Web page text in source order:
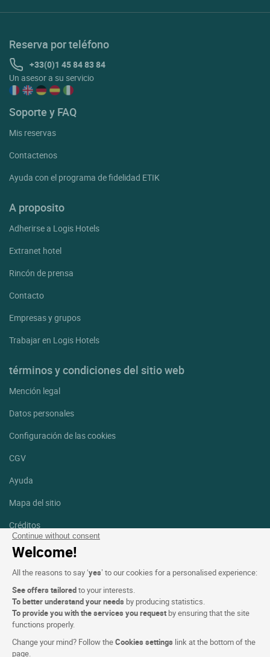
Continue without consent
Welcome!
All the reasons to say ‘yes’ to our cookies for a personalised experience:
See offers tailoredto your interests.
To better understand your needs by producing statistics.
To provide you with the services you request by ensuring that the site
functions properly.
Change your mind? Follow theCookies settings link at the bottom of the
page.
Reserva por teléfono
+33(0)1 45 84 83 84
Un asesor a su servicio
Soporte y FAQ
Mis reservas
Contactenos
Ayuda con el programa de fidelidad ETIK
A proposito
Adherirse a Logis Hotels
Extranet hotel
Rincón de prensa
Contacto
Empresas y grupos
Trabajar en Logis Hotels
términos y condiciones del sitio web
Mención legal
Datos personales
Configuración de las cookies
CGV
Ayuda
Mapa del sitio
Créditos
fotografías
Facebook
Instagram
Linkedin